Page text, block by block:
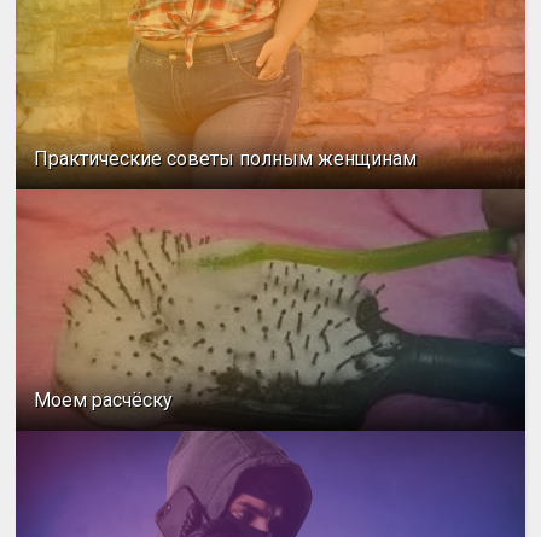
Практические советы полным женщинам
Моем расчёску